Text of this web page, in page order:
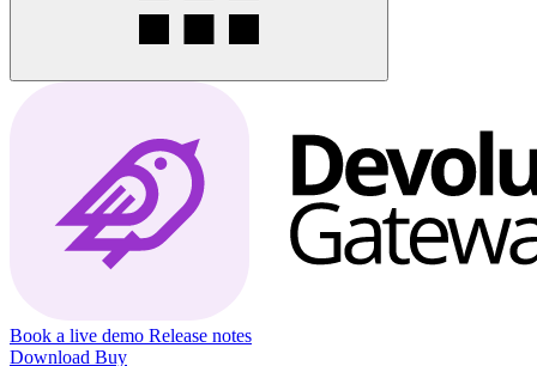
Book a live demo Release notes
Download Buy